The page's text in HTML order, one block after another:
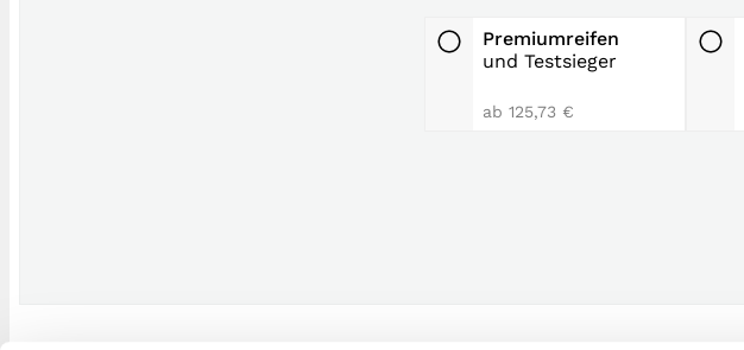
Premiumreifen
und Testsieger
ab 125,73 €